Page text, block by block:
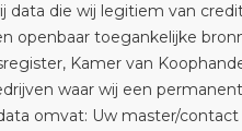
data die wij legitiem van
openbaar toegankelijke
Kamer van
waar wij een
omvat: Uw master/contact